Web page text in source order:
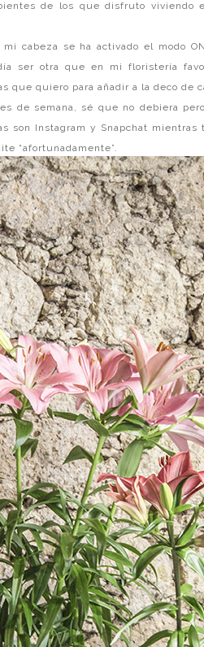
de los que disfruto viviendo
cabeza se ha activado el modo
ser otra que en mi floristería
que quiero para añadir a la deco de
de semana, sé que no debiera
son Instagram y Snapchat mientras
“afortunadamente”.